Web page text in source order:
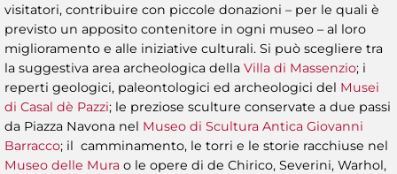
visitatori, contribuire con piccole donazioni – per le quali è
previsto un apposito contenitore in ogni museo – al loro
miglioramento e alle iniziative culturali. Si può scegliere tra
la suggestiva area archeologica della Villa di Massenzio; i
reperti geologici, paleontologici ed archeologici del Musei
di Casal dè Pazzi; le preziose sculture conservate a due passi
da Piazza Navona nel Museo di Scultura Antica Giovanni
Barracco; il camminamento, le torri e le storie racchiuse nel
Museo delle Mura o le opere di de Chirico, Severini, Warhol,